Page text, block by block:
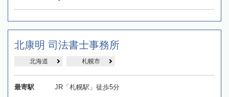
北康明 司法書士事務所
北海道 札幌市
最寄駅 JR「札幌駅」徒歩5分